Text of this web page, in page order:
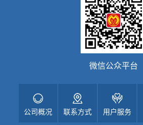
微信公众平台
公司概况 联系方式 用户服务